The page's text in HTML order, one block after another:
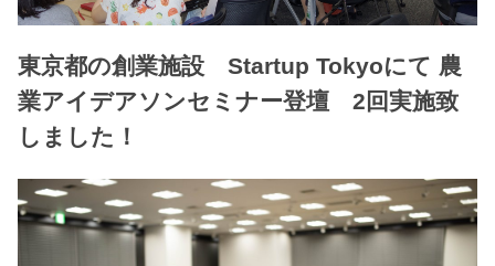
東京都の創業施設 Startup Tokyoにて 農
業アイデアソンセミナー登壇 2回実施致
しました！